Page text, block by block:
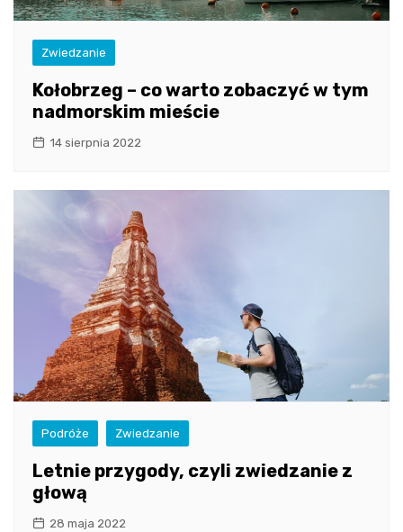
Zwiedzanie
Kołobrzeg – co warto zobaczyć w tym
nadmorskim mieście
14 sierpnia 2022
Podróże Zwiedzanie
Letnie przygody, czyli zwiedzanie z
głową
28 maja 2022